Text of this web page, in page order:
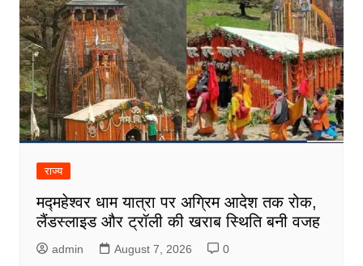
राज्य
मद्महेश्वर धाम यात्रा पर अग्रिम आदेश तक रोक,
लैंडस्लाइड और ट्रॉली की खराब स्थिति बनी वजह
admin August 7, 2026 0